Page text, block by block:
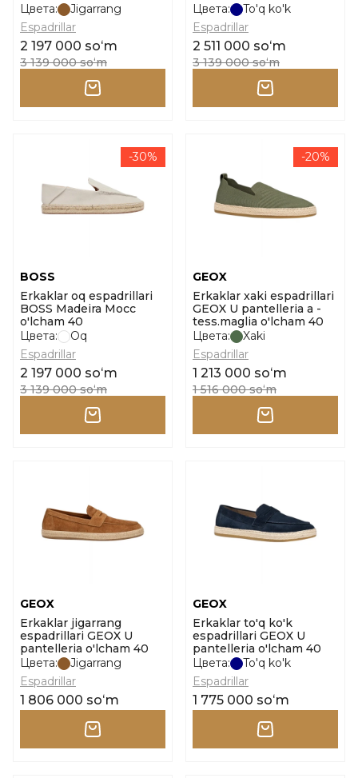
o'lcham 39
Цвета:
Jigarrang
Espadrillar
2 197 000 soʻm
3 139 000 soʻm
Цвета:
To'q ko'k
Espadrillar
2 511 000 soʻm
3 139 000 soʻm
-30%
BOSS
Erkaklar oq espadrillari
BOSS Madeira Mocc
o'lcham 40
Цвета:
Oq
Espadrillar
2 197 000 soʻm
3 139 000 soʻm
-20%
GEOX
Erkaklar xaki espadrillari
GEOX U pantelleria a -
tess.maglia o'lcham 40
Цвета:
Xaki
Espadrillar
1 213 000 soʻm
1 516 000 soʻm
GEOX
Erkaklar jigarrang
espadrillari GEOX U
pantelleria o'lcham 40
Цвета:
Jigarrang
Espadrillar
1 806 000 soʻm
GEOX
Erkaklar to'q ko'k
espadrillari GEOX U
pantelleria o'lcham 40
Цвета:
To'q ko'k
Espadrillar
1 775 000 soʻm